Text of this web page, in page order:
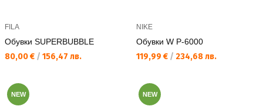
FILA
Обувки SUPERBUBBLE
Текуща цена:
80,00 € / 156,47 лв.
NIKE
Обувки W P-6000
Текуща цена:
119,99 € / 234,68 лв.
NEW NEW